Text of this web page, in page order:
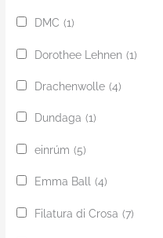
DMC (1)
Dorothee Lehnen (1)
Drachenwolle (4)
Dundaga (1)
einrúm (5)
Emma Ball (4)
Filatura di Crosa (7)